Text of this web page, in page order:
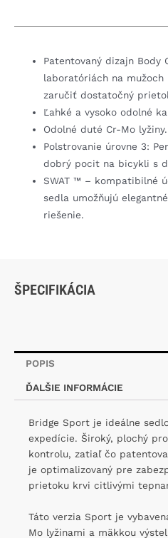
Patentovaný dizajn Body
laboratóriách na mužoch
zaručiť dostatočný
Ľahké a vysoko odolné
Odolné duté Cr-Mo lyžiny.
Polstrovanie úrovne 3:
dobrý pocit na bicykli s
SWAT ™ – kompatibilné
sedla umožňujú
riešenie.
ŠPECIFIKÁCIA
POPIS
ĎALŠIE INFORMÁCIE
Bridge Sport je ideálne
expedície. Široký, plochý
kontrolu, zatiaľ čo
je optimalizovaný pre
prietoku krvi citlivými
Táto verzia Sport je
Mo lyžinami a mäkkou